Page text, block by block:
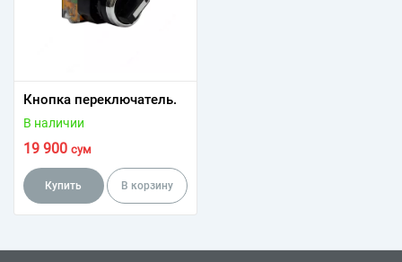
Кнопка переключатель.
В наличии
19 900 сум
Купить В корзину